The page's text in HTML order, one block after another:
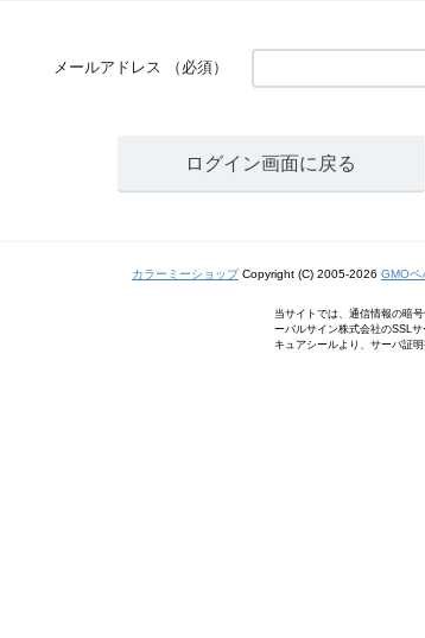
メールアドレス （必須）
ログイン画面に戻る
カラーミーショップCopyright (C) 2005-2026 GMOペ
当サイトでは、通信情報の暗
ーバルサイン株式会社のSSL
キュアシールより、サーバ証